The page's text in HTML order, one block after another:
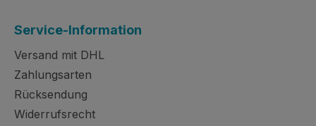
Service-Information
Versand mit DHL
Zahlungsarten
Rücksendung
Widerrufsrecht